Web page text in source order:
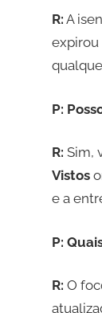
R: A
expirou
P:
R: Sim,
Vistos
e a
P:
R: O